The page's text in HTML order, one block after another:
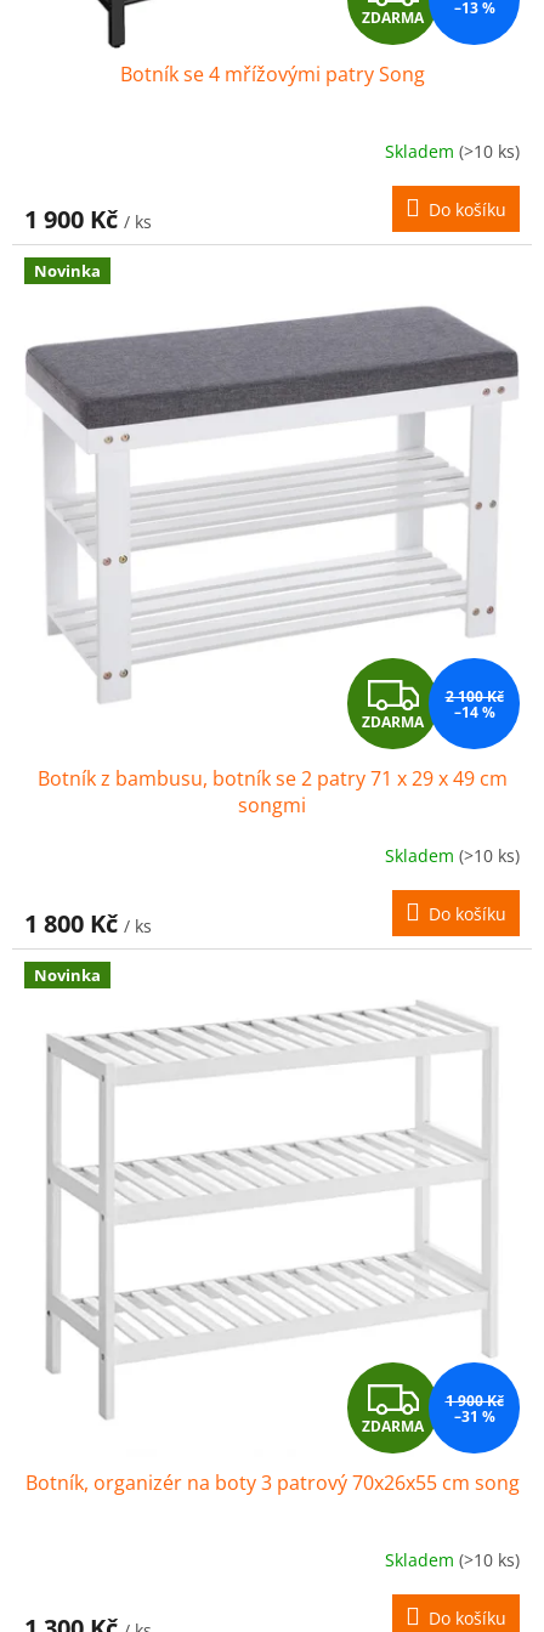
D
A
R
M
A
ZDARMA –13 %
Botník se 4 mřížovými patry Song
Skladem (>10 ks)
1 900 Kč / ks
Do košíku
Novinka
Z
D
A
R
M
A
ZDARMA
2 100 Kč
–14 %
Botník z bambusu, botník se 2 patry 71 x 29 x 49 cm
songmi
Skladem (>10 ks)
1 800 Kč / ks
Do košíku
Novinka
Z
D
A
R
M
ZDARMA
1 900 Kč
–31 %
Botník, organizér na boty 3 patrový 70x26x55 cm song
Skladem (>10 ks)
Do košíku